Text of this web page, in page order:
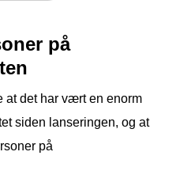
på
at det har vært en enorm
siden lanseringen, og at
på